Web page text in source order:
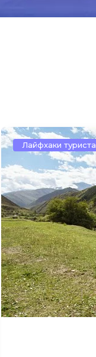
Лайфхаки туриста